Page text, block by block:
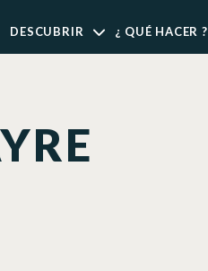
DESCUBRIR ¿ QUÉ HACER ?